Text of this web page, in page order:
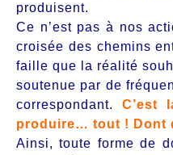
produisent.
Ce n’est pas à nos
croisée des chemins
faille que la réalité
soutenue par de
correspondant.C’est
produire… tout ! Dont
Ainsi, toute forme de